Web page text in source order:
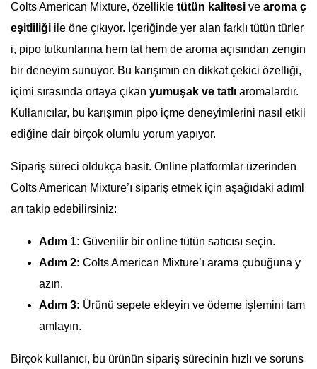
Colts American Mixture, özellikle tütün kalitesi ve aroma ç
eşitliliği ile öne çıkıyor. İçeriğinde yer alan farklı tütün türler
i, pipo tutkunlarına hem tat hem de aroma açısından zengin
bir deneyim sunuyor. Bu karışımın en dikkat çekici özelliği,
içimi sırasında ortaya çıkan yumuşak ve tatlı aromalardır.
Kullanıcılar, bu karışımın pipo içme deneyimlerini nasıl etkil
ediğine dair birçok olumlu yorum yapıyor.
Sipariş süreci oldukça basit. Online platformlar üzerinden
Colts American Mixture’ı sipariş etmek için aşağıdaki adıml
arı takip edebilirsiniz:
Adım 1: Güvenilir bir online tütün satıcısı seçin.
Adım 2: Colts American Mixture’ı arama çubuğuna y
azın.
Adım 3: Ürünü sepete ekleyin ve ödeme işlemini tam
amlayın.
Birçok kullanıcı, bu ürünün sipariş sürecinin hızlı ve soruns